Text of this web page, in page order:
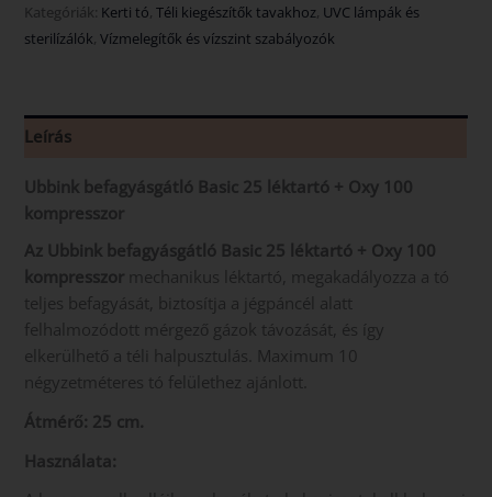
Kategóriák: Kerti tó,Téli kiegészítők tavakhoz, UVC lámpák és
sterilízálók,Vízmelegítők és vízszint szabályozók
Leírás
Ubbink befagyásgátló Basic 25 léktartó + Oxy 100
kompresszor
Az Ubbink befagyásgátló Basic 25 léktartó + Oxy 100
kompresszor mechanikus léktartó, megakadályozza a tó
teljes befagyását, biztosítja a jégpáncél alatt
felhalmozódott mérgező gázok távozását, és így
elkerülhető a téli halpusztulás. Maximum 10
négyzetméteres tó felülethez ajánlott.
Átmérő: 25 cm.
Használata: